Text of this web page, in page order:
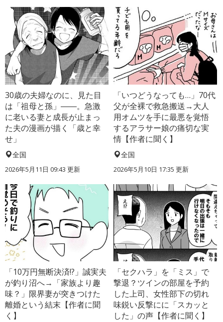
30歳の夫婦なのに、見た目
は「祖母と孫」――。急激
に老いる妻と成長が止まっ
た夫の漫画が描く「歳と幸
せ」
全国
2026年5月11日 09:43 更新
「いつどうなっても…」70代
父が全裸で救急搬送→大人
用オムツを手に最悪を覚悟
するアラサー娘の痛切な実
情【作者に聞く】
全国
2026年5月10日 17:35 更新
「10万円無断決済!?」誠実夫
が釣り沼へ→「家族より趣
味？」限界妻が突きつけた
離婚という結末【作者に聞
く】
「セクハラ」を「ミス」で
撃退？ツインの部屋を予約
した上司、女性部下の切れ
味鋭い反撃にに「スカッと
した」の声【作者に聞く】